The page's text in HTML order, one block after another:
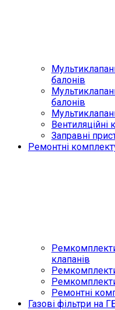
балонів
балонів
Вентиляційні
Заправні
Ремонтні
клапанів
Ремонтні
Газові фільтри на